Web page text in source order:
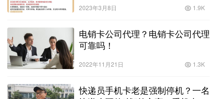
100G！
2023年3月8日 1.9K
电销卡公司代理？电销卡公司代理
可靠吗！
2022年11月21日 1.3K
快递员手机卡老是强制停机？一名